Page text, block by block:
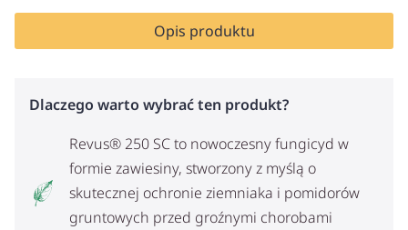
Opis produktu
Dlaczego warto wybrać ten produkt?
Revus® 250 SC to nowoczesny fungicyd w
formie zawiesiny, stworzony z myślą o
skutecznej ochronie ziemniaka i pomidorów
gruntowych przed groźnymi chorobami